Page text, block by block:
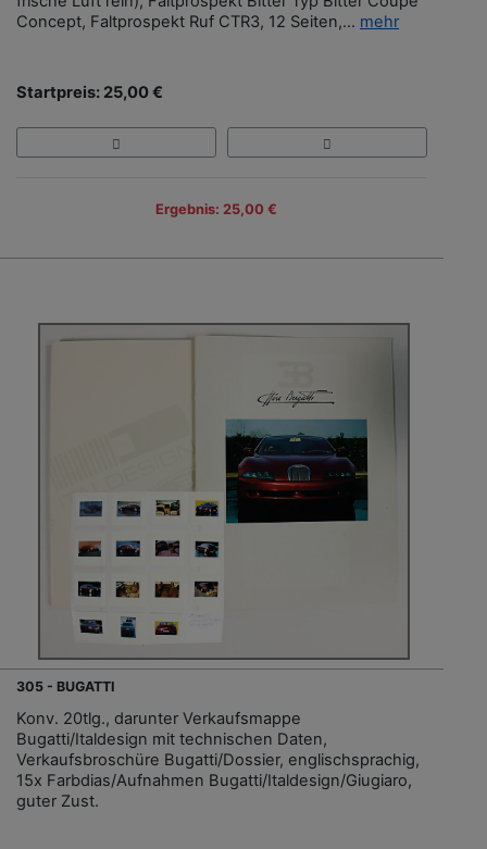
Concept, Faltprospekt Ruf CTR3, 12 Seiten,... mehr
Startpreis: 25,00 €
Ergebnis: 25,00 €
305 - BUGATTI
Konv. 20tlg., darunter Verkaufsmappe
Bugatti/Italdesign mit technischen Daten,
Verkaufsbroschüre Bugatti/Dossier, englischsprachig,
15x Farbdias/Aufnahmen Bugatti/Italdesign/Giugiaro,
guter Zust.